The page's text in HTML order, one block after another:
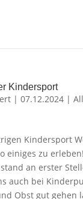
Kindersport
| 07.12.2024|
Kindersport
einiges zu
an erster
auch bei
Obst gut gehen